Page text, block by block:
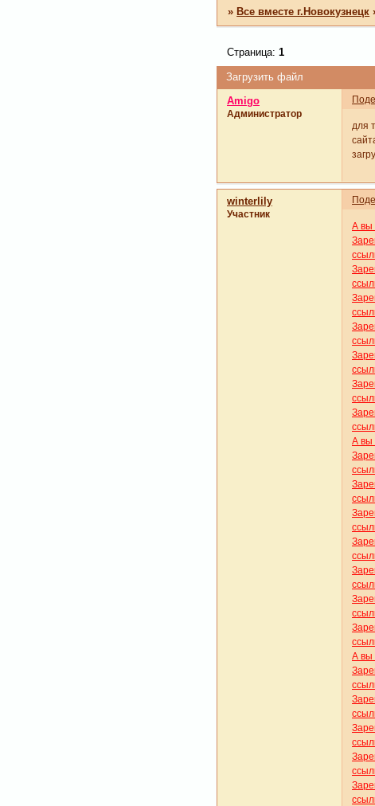
»Все вместе г.Новокузнецк
Загрузить файл
Страница:1
Amigo
Администратор
для
winterlily
Участник
А вы
А вы
А вы